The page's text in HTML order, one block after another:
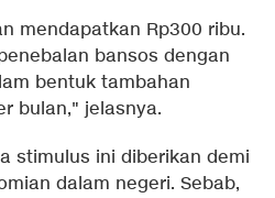
mendapatkan Rp300 ribu.
bansos dengan
bentuk tambahan
bulan," jelasnya.
stimulus ini diberikan demi
dalam negeri. Sebab,